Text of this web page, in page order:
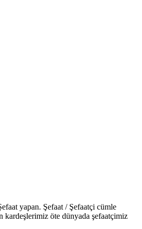
yapan. Şefaat / Şefaatçi cümle
kardeşlerimiz öte dünyada şefaatçimiz